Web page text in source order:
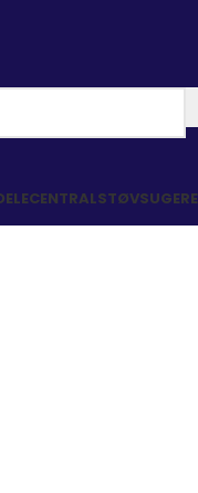
CENTRALSTØVSUGERE